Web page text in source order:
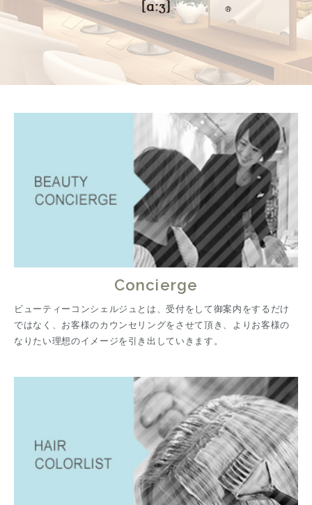
Concierge
ビューティーコンシェルジュとは、受付をして御案内をするだけ
ではなく、お客様のカウンセリングをさせて頂き、よりお客様の
なりたい理想のイメージを引き出していきます。